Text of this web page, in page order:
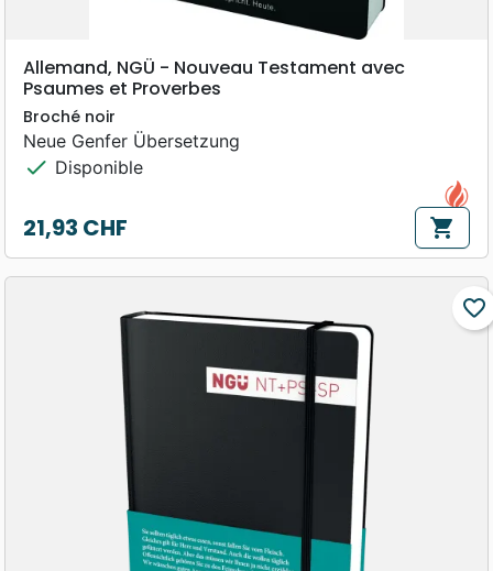
Allemand, NGÜ - Nouveau Testament avec
Psaumes et Proverbes
Broché noir
Neue Genfer Übersetzung
check Disponible
Prix
21,93 CHF shopping_cart
favorite_border